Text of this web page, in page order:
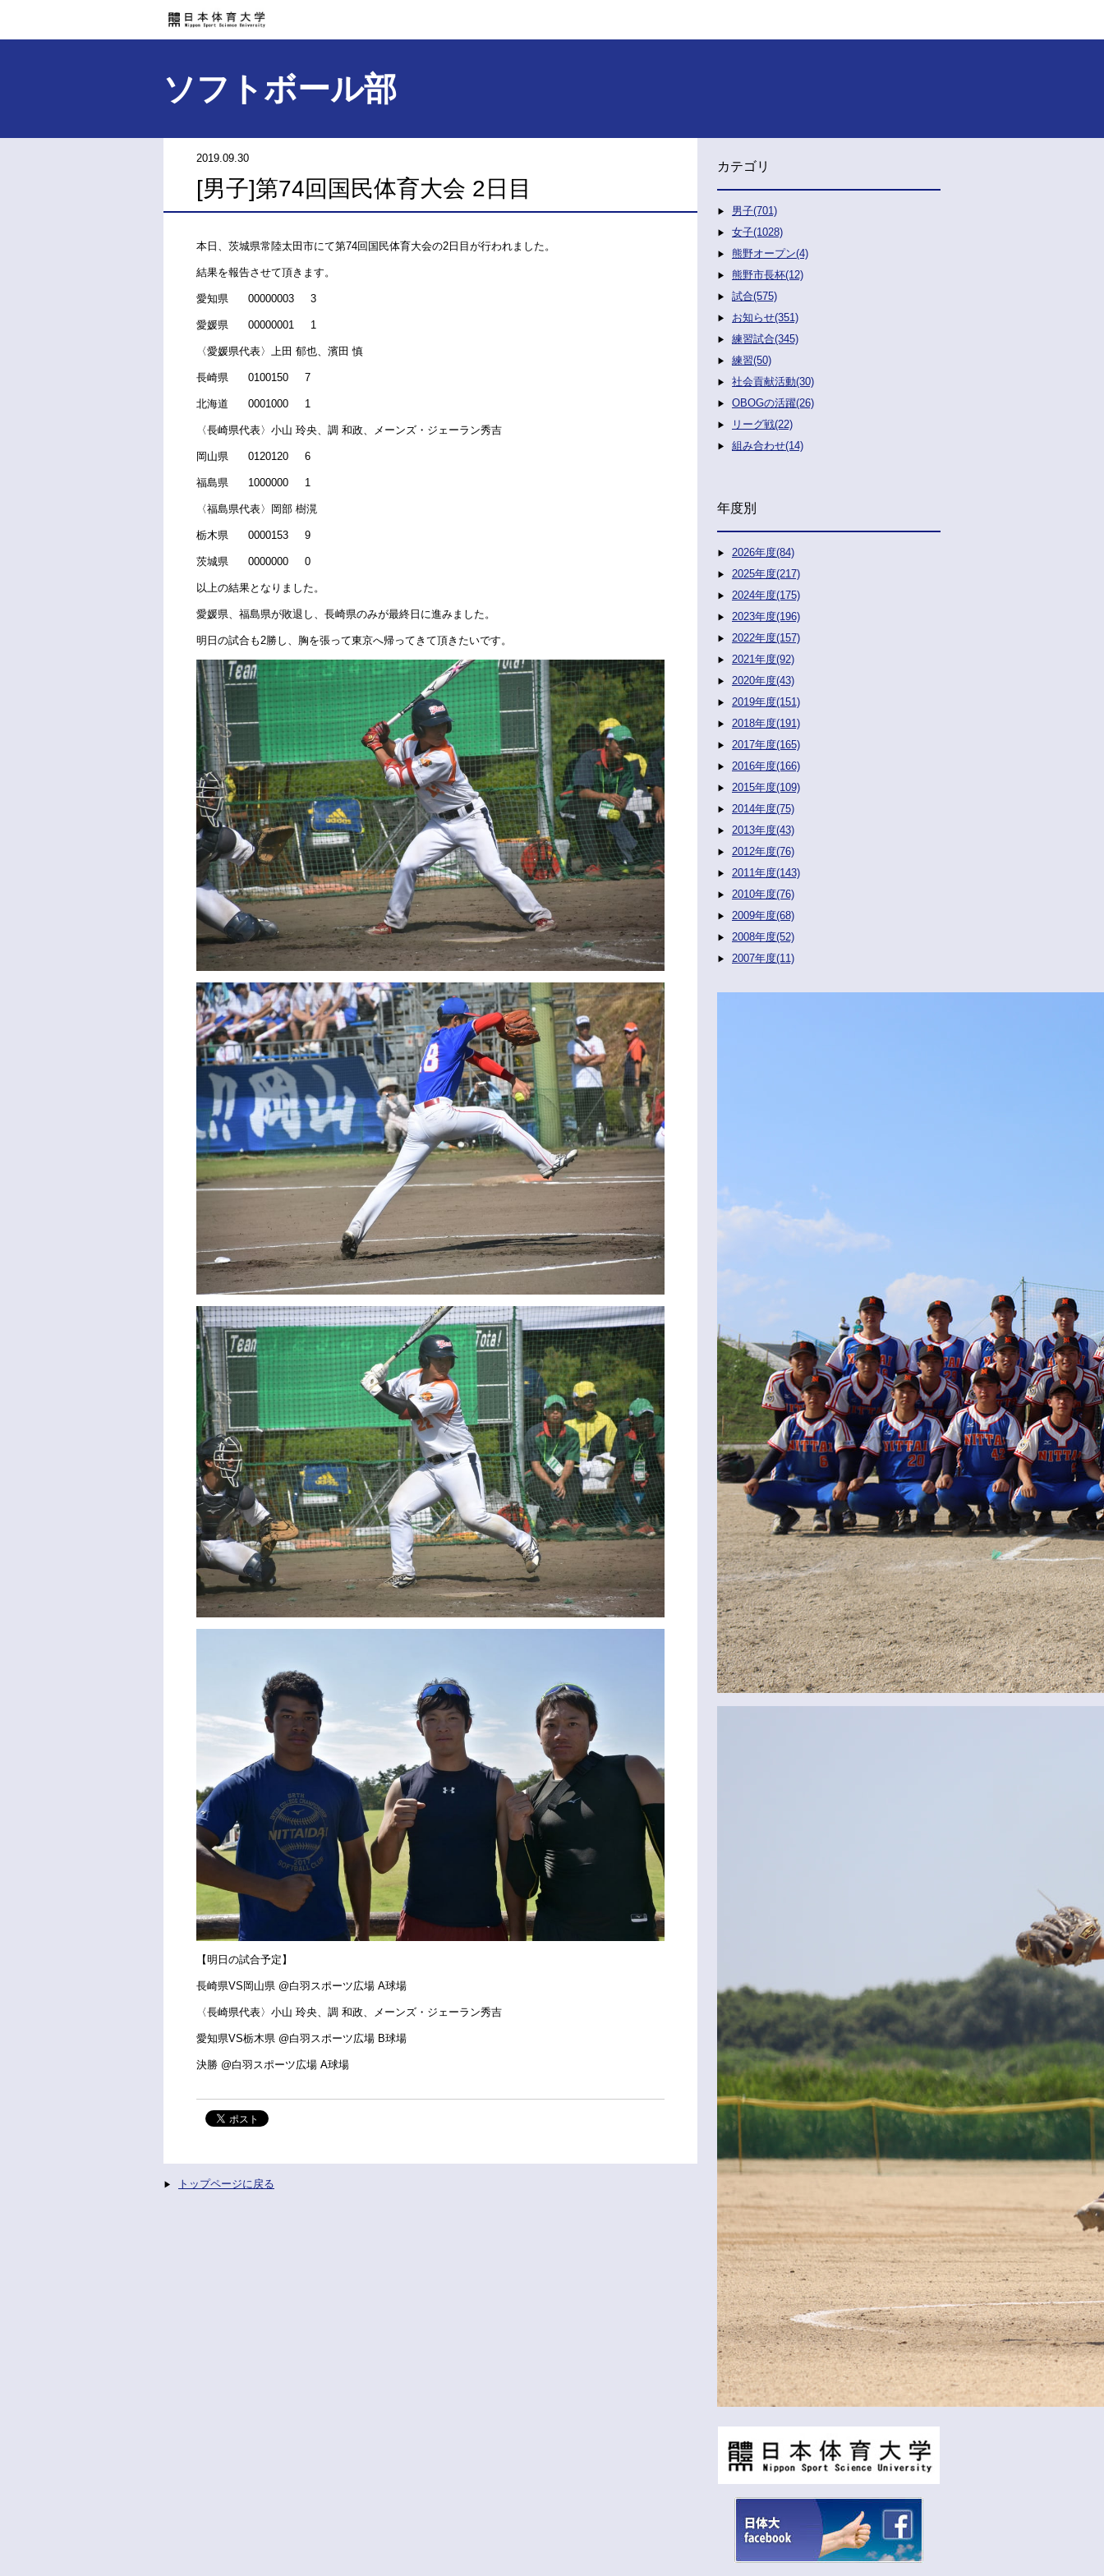
ソフトボール部
2019.09.30
[男子]第74回国民体育大会 2日目
本日、茨城県常陸太田市にて第74回国民体育大会の2 日目が行われました。
結果を報告させて頂きます。
愛知県 00000003 3
愛媛県 00000001 1
〈愛媛県代表〉上田 郁也、濱田 慎
長崎県 0100150 7
北海道 0001000 1
〈長崎県代表〉小山 玲央、調 和政、メーンズ・ジェーラン秀吉
岡山県 0120120 6
福島県 1000000 1
〈福島県代表〉岡部 樹滉
栃木県 0000153 9
茨城県 0000000 0
以上の結果となりました。
愛媛県、福島県が敗退し、長崎県のみが最終日に進みました。
明日の試合も2勝し、胸を張って東京へ帰ってきて頂きたいです。
【明日の試合予定】
長崎県VS岡山県 @白羽スポーツ広場 A球場
〈長崎県代表〉小山 玲央、調 和政、メーンズ・ジェーラン秀吉
愛知県VS栃木県 @白羽スポーツ広場 B球場
決勝 @白羽スポーツ広場 A球場
トップページに戻る
カテゴリ
男子(701)
女子(1028)
熊野オープン(4)
熊野市長杯(12)
試合(575)
お知らせ(351)
練習試合(345)
練習(50)
社会貢献活動(30)
OBOGの活躍(26)
リーグ戦(22)
組み合わせ(14)
年度別
2026年度(84)
2025年度(217)
2024年度(175)
2023年度(196)
2022年度(157)
2021年度(92)
2020年度(43)
2019年度(151)
2018年度(191)
2017年度(165)
2016年度(166)
2015年度(109)
2014年度(75)
2013年度(43)
2012年度(76)
2011年度(143)
2010年度(76)
2009年度(68)
2008年度(52)
2007年度(11)